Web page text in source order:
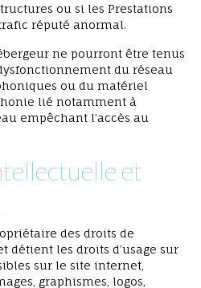
ou si les Prestations
réputé anormal.
ne pourront être tenus
du réseau
ou du matériel
lié notamment à
empêchant l’accès au
et
des droits de
les droits d’usage sur
sur le site internet,
graphismes, logos,